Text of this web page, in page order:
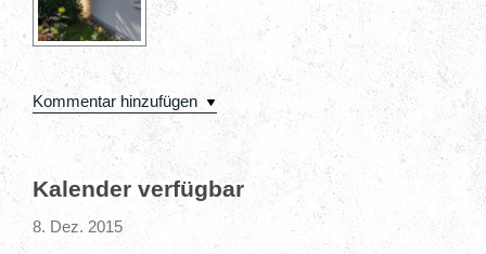
Kommentar hinzufügen
Kalender verfügbar
8. Dez. 2015